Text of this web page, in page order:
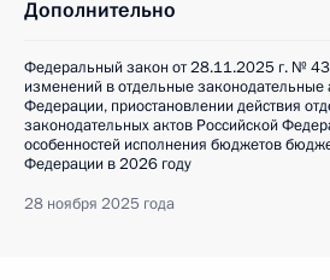
Дополнительно
Федеральный закон от 28.11.2025 г. №
изменений в отдельные законодательные
Федерации, приостановлении действия
законодательных актов Российской
особенностей исполнения бюджетов
Федерации в 2026 году
28 ноября 2025 года